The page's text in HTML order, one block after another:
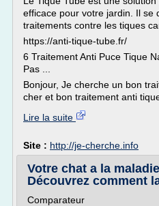
efficace pour votre jardin. Il se
traitements contre les tiques
https://anti-tique-tube.fr/
6 Traitement Anti Puce Tique
Pas ...
Bonjour, Je cherche un bon
cher et bon traitement anti tique
Lire la suite
Site : http://je-cherche.info
Votre chat a la
Découvrez comment
Comparateur